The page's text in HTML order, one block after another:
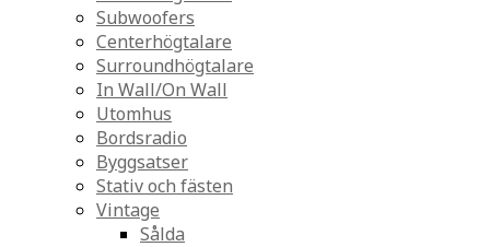
Subwoofers
Centerhögtalare
Surroundhögtalare
In Wall/On Wall
Utomhus
Bordsradio
Byggsatser
Stativ och fästen
Vintage
Sålda